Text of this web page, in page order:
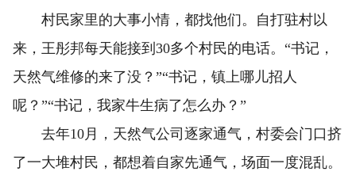
村民家里的大事小情，都找他们。自打驻村以
来，王彤邦每天能接到30多个村民的电话。“书记，
天然气维修的来了没？”“书记，镇上哪儿招人
呢？”“书记，我家牛生病了怎么办？”
去年10月，天然气公司逐家通气，村委会门口挤
了一大堆村民，都想着自家先通气，场面一度混乱。